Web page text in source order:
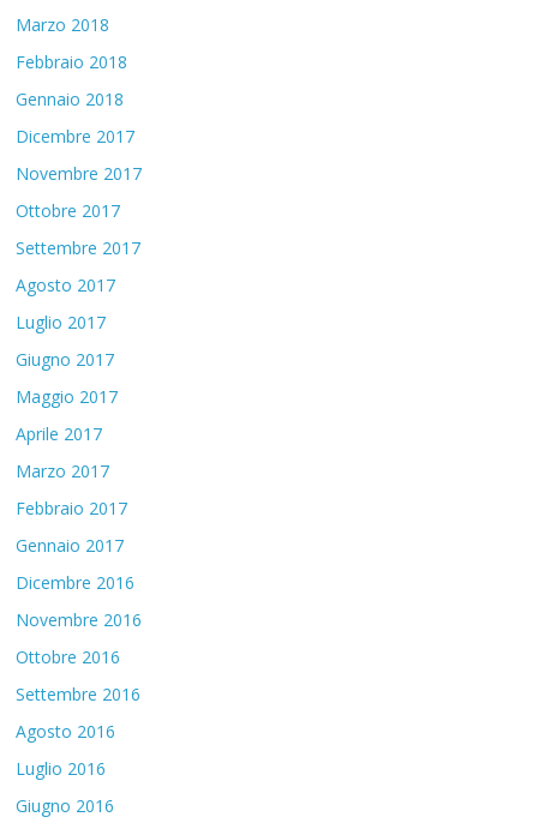
Marzo 2018
Febbraio 2018
Gennaio 2018
Dicembre 2017
Novembre 2017
Ottobre 2017
Settembre 2017
Agosto 2017
Luglio 2017
Giugno 2017
Maggio 2017
Aprile 2017
Marzo 2017
Febbraio 2017
Gennaio 2017
Dicembre 2016
Novembre 2016
Ottobre 2016
Settembre 2016
Agosto 2016
Luglio 2016
Giugno 2016